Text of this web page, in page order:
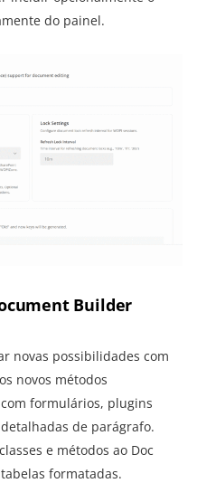
do painel.
Builder
novas possibilidades com
novos métodos
formulários, plugins
de parágrafo.
e métodos ao Doc
formatadas.